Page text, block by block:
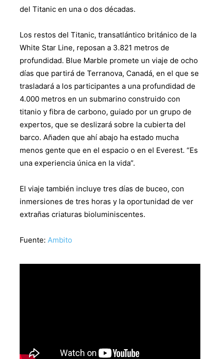
del Titanic en una o dos décadas.
Los restos del Titanic, transatlántico británico de la
White Star Line, reposan a 3.821 metros de
profundidad. Blue Marble promete un viaje de ocho
días que partirá de Terranova, Canadá, en el que se
trasladará a los participantes a una profundidad de
4.000 metros en un submarino construido con
titanio y fibra de carbono, guiado por un grupo de
expertos, que se deslizará sobre la cubierta del
barco. Añaden que ahí abajo ha estado mucha
menos gente que en el espacio o en el Everest. “Es
una experiencia única en la vida”.
El viaje también incluye tres días de buceo, con
inmersiones de tres horas y la oportunidad de ver
extrañas criaturas bioluminiscentes.
Fuente: Ambito